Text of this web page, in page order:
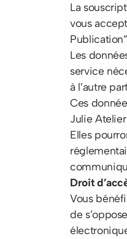
La
vous
Les
service
à l’autre
Ces
Julie
Elles
Droit
Vous
de